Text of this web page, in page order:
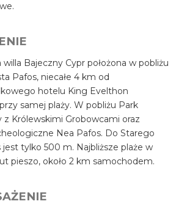
Bajeczny Cypr położona w pobliżu
Pafos, niecałe 4 km od
hotelu King Evelthon
samej plaży. W pobliżu Park
z Królewskimi Grobowcami oraz
Nea Pafos. Do Starego
jest tylko 500 m. Najbliższe plaże w
pieszo, około 2 km samochodem.